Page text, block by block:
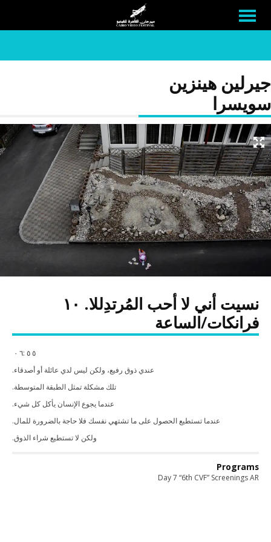
جيرلين هينزين
سويسرا
نسيت أني لا أحب المُرتدِللا. ١٠
فرانكات/الساعة
٥ ٥ :٦ ٠
عندي ذوق رفيع، ولكن ليس لدي عائلة أو أصدقاء.
تلك مشكلة تمثل الطبقة المتوسطة.
عندما يجوع الإنسان يأكل كل شيء.
عندما تستطيع الحصول على ما تشتهي نفسك فلا حاجة بالضرورة للمال.
ولكن لا تستطيع شراء الذوق.
Programs
Day 7 “6th CVF” Screenings AR